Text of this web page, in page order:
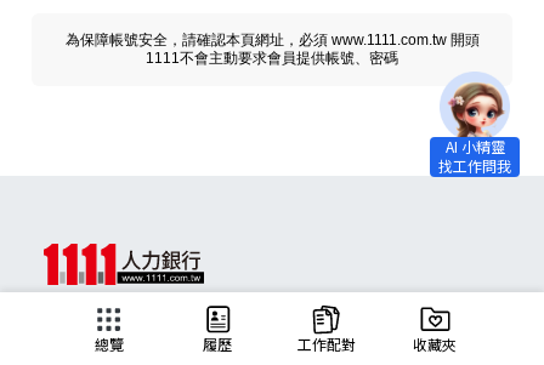
為保障帳號安全，請確認本頁網址，必須 www.1111.com.tw 開頭
1111不會主動要求會員提供帳號、密碼
總覽 履歷 工作配對 收藏夾